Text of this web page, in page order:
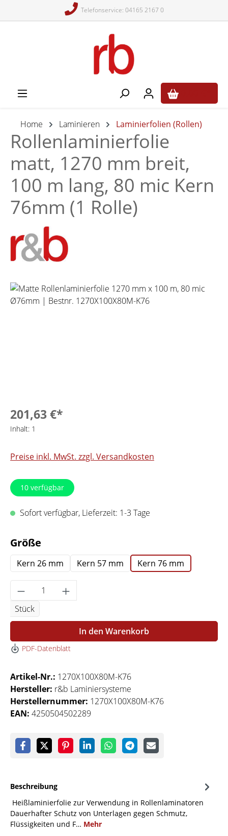
Telefonservice: 04165 2167 0
Home Laminieren Laminierfolien (Rollen)
Rollenlaminierfolie
matt, 1270 mm breit,
100 m lang, 80 mic Kern
76mm (1 Rolle)
Bildergalerie überspringen
201,63 €*
Inhalt: 1
Preise inkl. MwSt. zzgl. Versandkosten
10 verfügbar
Sofort verfügbar, Lieferzeit: 1-3 Tage
Größe
Kern 26 mm Kern 57 mm Kern 76 mm
Produkt Anzahl: Gib den gewünschten
Stück
In den Warenkorb
PDF-Datenblatt
Artikel-Nr.: 1270X100X80M-K76
Hersteller: r&b Laminiersysteme
Herstellernummer: 1270X100X80M-K76
EAN: 4250504502289
Beschreibung
Heißlaminierfolie zur Verwendung in Rollenlaminatoren
Dauerhafter Schutz von Unterlagen gegen Schmutz,
Flüssigkeiten und F… Mehr